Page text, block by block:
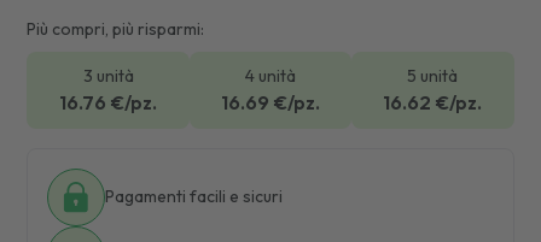
Più compri, più risparmi:
3 unità
16.76 €/pz.
4 unità
16.69 €/pz.
5 unità
16.62 €/pz.
Pagamenti facili e sicuri